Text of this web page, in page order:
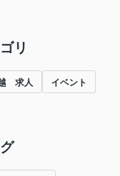
リ
求人 イベント